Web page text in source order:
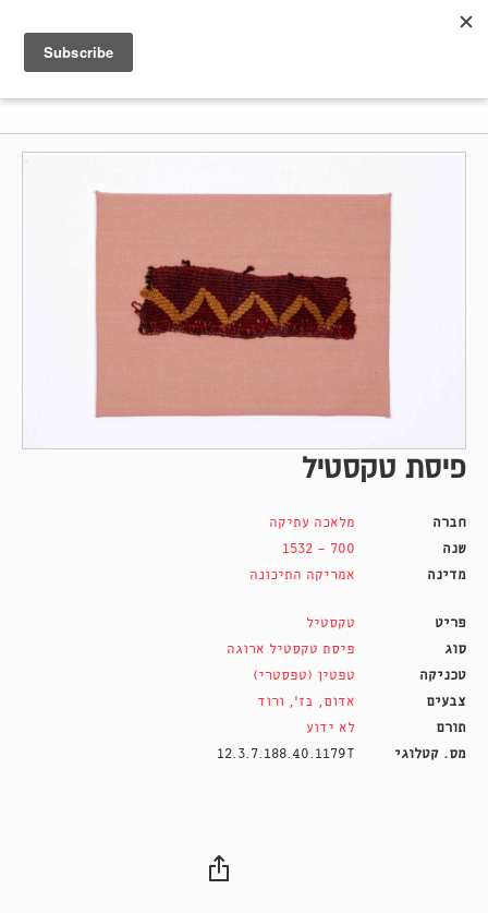
פיסת טקסטיל
חברה
מלאכה עתיקה
שנה
700 - 1532
מדינה
אמריקה התיכונה
פריט
טקסטיל
סוג
פיסת טקסטיל ארוגה
טכניקה
טפטין (טפסטרי)
צבעים
אדום, בז', ורוד
תורם
לא ידוע
מס. קטלוגי
12.3.7.188.40.1179T